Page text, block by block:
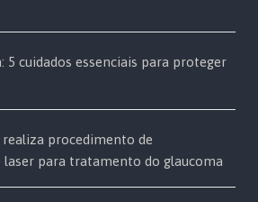
5 cuidados essenciais para proteger
realiza procedimento de
para tratamento do glaucoma